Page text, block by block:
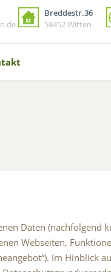
Breddestr.36
58452 Witten
Daten (nachfolgend
Webseiten,
Im Hinblick